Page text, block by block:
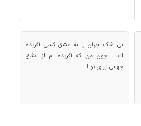
بی شک جهان را به عشق کسی آفریده
اند ، چون من که آفریده ام از عشق
جهانی برای تو !